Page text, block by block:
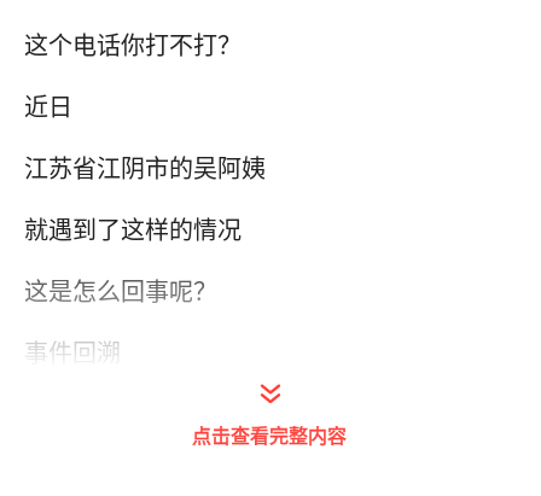
这个电话你打不打？
近日
江苏省江阴市的吴阿姨
就遇到了这样的情况
这是怎么回事呢？
事件回溯
称其有一个快递已到“菜鸟驿站”，但自己购买
点击查看完整内容